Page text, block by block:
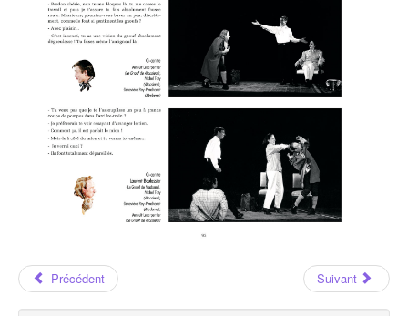
Les Auteurs
Jean-Claude GRUMBERG
Jean-Claude GRUMBERG : Page 93
Précédent Suivant